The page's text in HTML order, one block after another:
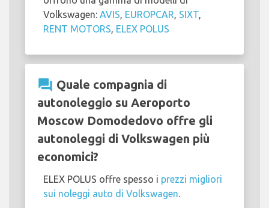
Volkswagen: AVIS EUROPCAR SIXT
RENT MOTORS ELEX POLUS
question_answer Quale compagnia di
autonoleggio su Aeroporto
Moscow Domodedovo offre gli
autonoleggi di Volkswagen più
economici?
ELEX POLUS offre spesso i prezzi migliori
sui noleggi auto di Volkswagen